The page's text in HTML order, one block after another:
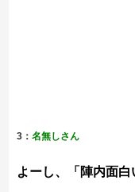
3：名無しさん
よーし、「陣内面